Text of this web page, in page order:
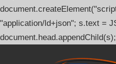
"application/ld+json"; s.text =
document.head.appendChild(s);